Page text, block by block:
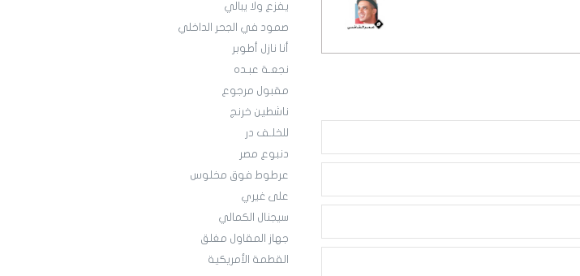
يفزع ولا يبالي
صمود في الجحر الداخلي
أنا نازل أطوبر
نجعـة عبـده
مقبول مرجوع
ناشطين خرنج
للخلـف در
دنبوع مصر
عرطوط فوق مخلوس
على غيري
سيجنال الكمالي
جهاز المقاول مغلق
القطمة الأمريكية